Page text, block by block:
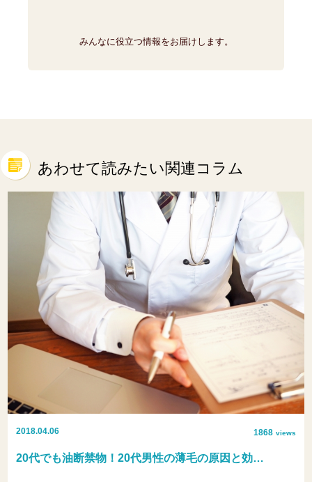
みんなに役立つ情報をお届けします。
あわせて読みたい関連コラム
2018.04.06 1868 views
20代でも油断禁物！20代男性の薄毛の原因と効…